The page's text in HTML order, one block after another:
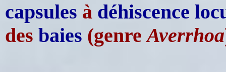
capsules à déhiscence
des baies (genreAverrhoa